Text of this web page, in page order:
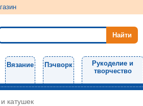
Вязание Пэчворк
Рукоделие и
творчество
катушек